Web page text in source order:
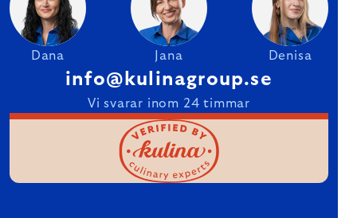
Dana Jana Denisa
info@kulinagroup.se
Vi svarar inom 24 timmar